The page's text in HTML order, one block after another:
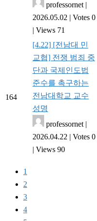
professornet |
2026.05.02 | Votes 0
| Views 71
164
[4.22] [전남대 민
교협] 전쟁 범죄 중
단과 국제인도법
준수를 촉구하는
전남대학교 교수
성명
professornet |
2026.04.22 | Votes 0
| Views 90
1
2
3
4